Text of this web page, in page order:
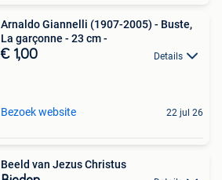
Arnaldo Giannelli (1907-2005) - Buste,
La garçonne - 23 cm -
€ 1,00 Details
Bezoek website 22 jul 26
Beeld van Jezus Christus